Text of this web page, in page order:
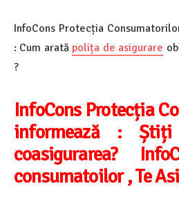
InfoCons Protecția
: Cum arată polița de asigurare
?
InfoCons Protecția
informează :Știți
coasigurarea?
consumatoilor , Te